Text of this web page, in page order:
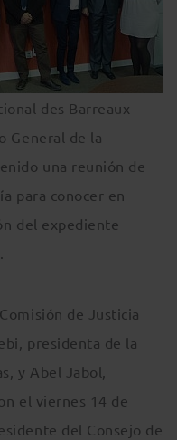
des Barreaux
General de la
una reunión de
para conocer en
del expediente
de Justicia
presidenta de la
y Abel Jabol,
el viernes 14 de
del Consejo de